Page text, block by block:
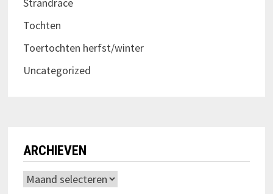
Tochten
Toertochten herfst/winter
Uncategorized
ARCHIEVEN
Archieven